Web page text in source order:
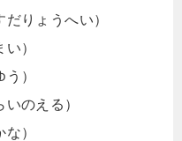
りょうへい）
）
）
のえる）
）